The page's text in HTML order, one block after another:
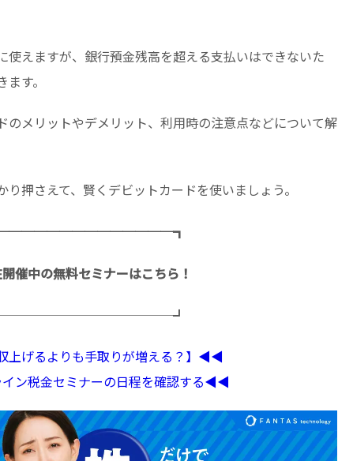
使えますが、銀行預金残高を超える支払いはできないた
す。
のメリットやデメリット、利用時の注意点などについて解
押さえて、賢くデビットカードを使いましょう。
催中の無料セミナーはこちら！
げるよりも手取りが増える？】◀︎◀︎
ン税金セミナーの日程を確認する◀︎◀︎